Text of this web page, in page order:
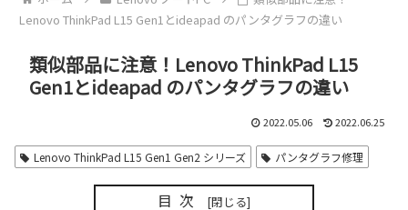
Lenovo ThinkPad L15 Gen1とideapad のパンタグラフの違い
類似部品に注意！Lenovo ThinkPad L15
Gen1とideapad のパンタグラフの違い
2022.05.06 2022.06.25
Lenovo ThinkPad L15 Gen1 Gen2 シリーズ パンタグラフ修理
目次